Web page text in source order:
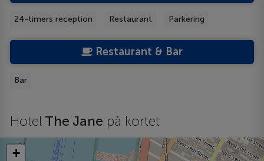
24-timers reception Restaurant Parkering
Restaurant & Bar
Bar
Hotel The Jane på kortet
+